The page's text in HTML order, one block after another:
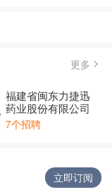
更多
福建省闽东力捷迅
药业股份有限公司
7个招聘
立即订阅